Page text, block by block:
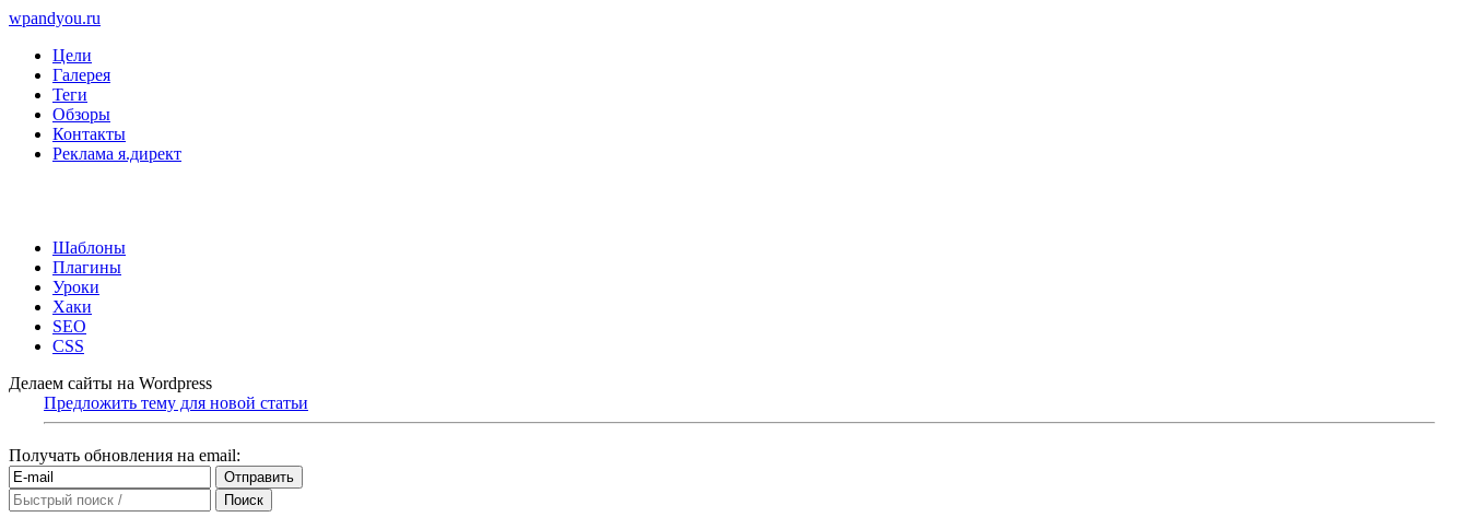
wpandyou.ru
Цели
Галерея
Теги
Обзоры
Контакты
Реклама я.директ
Шаблоны
Плагины
Уроки
Хаки
SEO
CSS
Делаем сайты на Wordpress
Предложить тему для новой статьи
Получать обновления на email: